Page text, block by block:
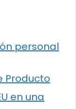
personal
Producto
en una